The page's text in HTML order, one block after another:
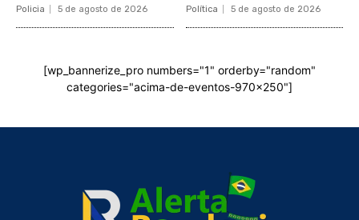
Policia 5 de agosto de 2026 Política 5 de agosto de 2026
[wp_bannerize_pro numbers="1" orderby="random"
categories="acima-de-eventos-970x250"]